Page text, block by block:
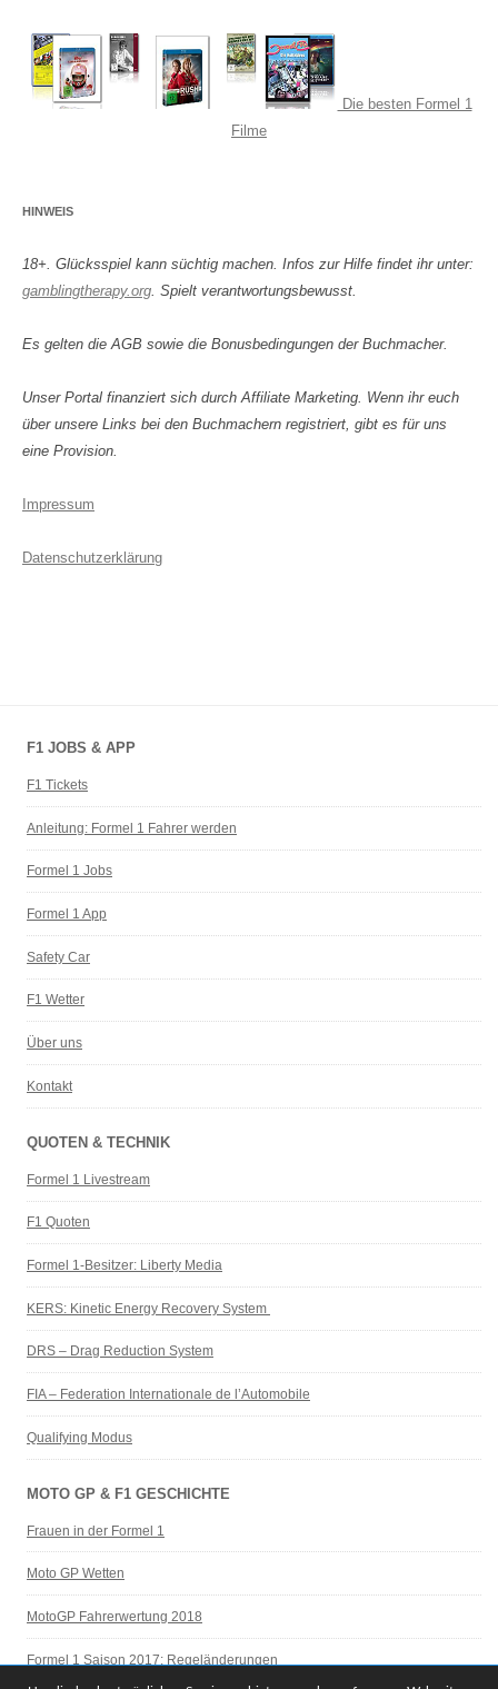
Die besten Formel 1
Filme
HINWEIS
18+. Glücksspiel kann süchtig machen. Infos zur Hilfe findet ihr unter:
gamblingtherapy.org. Spielt verantwortungsbewusst.
Es gelten die AGB sowie die Bonusbedingungen der Buchmacher.
Unser Portal finanziert sich durch Affiliate Marketing. Wenn ihr euch
über unsere Links bei den Buchmachern registriert, gibt es für uns
eine Provision.
Impressum
Datenschutzerklärung
F1 JOBS & APP
F1 Tickets
Anleitung: Formel 1 Fahrer werden
Formel 1 Jobs
Formel 1 App
Safety Car
F1 Wetter
Über uns
Kontakt
QUOTEN & TECHNIK
Formel 1 Livestream
F1 Quoten
Formel 1-Besitzer: Liberty Media
KERS: Kinetic Energy Recovery System
DRS – Drag Reduction System
FIA – Federation Internationale de l’Automobile
Qualifying Modus
MOTO GP & F1 GESCHICHTE
Frauen in der Formel 1
Moto GP Wetten
MotoGP Fahrerwertung 2018
Formel 1 Saison 2017: Regeländerungen